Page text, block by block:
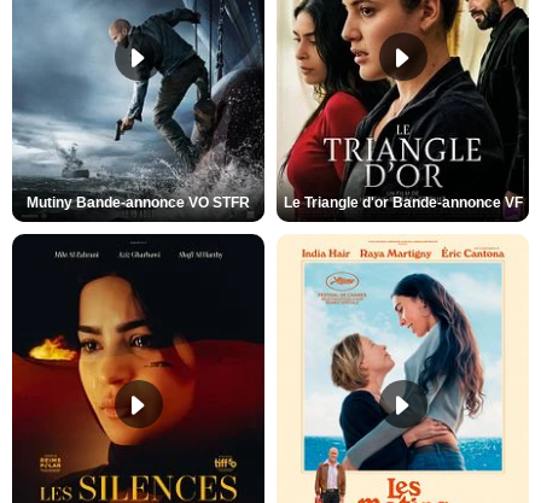
Mutiny Bande-annonce VO STFR Le Triangle d'or Bande-annonce VF